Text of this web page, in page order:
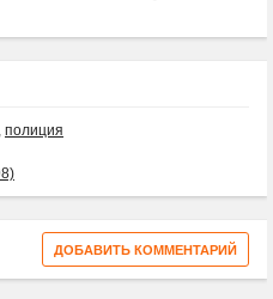
, полиция
ДОБАВИТЬ КОММЕНТАРИЙ